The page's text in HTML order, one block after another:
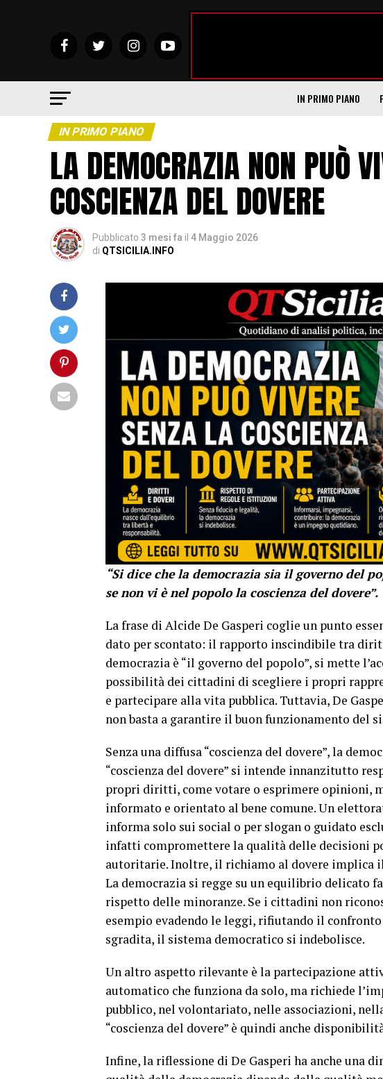
IN PRIMO PIANO
IN PRIMO PIANO
LA DEMOCRAZIA NON PUÒ
COSCIENZA DEL DOVERE
Pubblicato 3 mesi fa il 4 Maggio 2026
di QTSICILIA.INFO
“Si dice che la democrazia sia il governo del
se non vi è nel popolo la coscienza del dovere”.
La frase di Alcide De Gasperi coglie un punto
dato per scontato: il rapporto inscindibile tra
democrazia è “il governo del popolo”, si mette
possibilità dei cittadini di scegliere i propri
e partecipare alla vita pubblica. Tuttavia, De
non basta a garantire il buon funzionamento del
Senza una diffusa “coscienza del dovere”, la
“coscienza del dovere” si intende innanzitutto
propri diritti, come votare o esprimere opinioni,
informato e orientato al bene comune. Un
informa solo sui social o per slogan o guidato
infatti compromettere la qualità delle decisioni
autoritarie. Inoltre, il richiamo al dovere
La democrazia si regge su un equilibrio delicato
rispetto delle minoranze. Se i cittadini non
esempio evadendo le leggi, rifiutando il
sgradita, il sistema democratico si indebolisce.
Un altro aspetto rilevante è la partecipazione
automatico che funziona da solo, ma richiede
pubblico, nel volontariato, nelle associazioni,
“coscienza del dovere” è quindi anche
Infine, la riflessione di De Gasperi ha anche una